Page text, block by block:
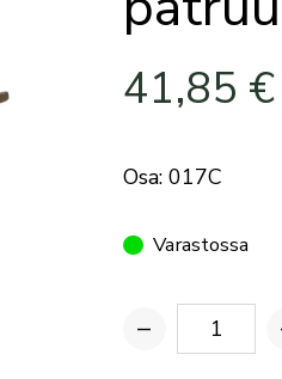
41,85 €
Osa: 017C
Varastossa
−